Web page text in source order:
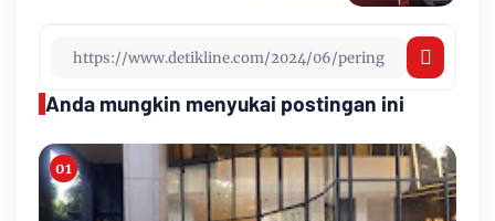
Anda mungkin menyukai postingan ini